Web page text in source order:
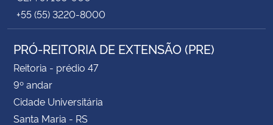
+55 (55) 3220-8000
PRÓ-REITORIA DE EXTENSÃO (PRE)
Reitoria - prédio 47
9º andar
Cidade Universitária
Santa Maria - RS